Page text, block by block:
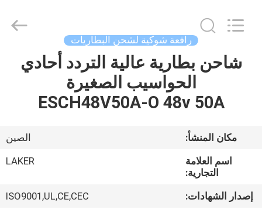
منزل
المنتجات
حول
جولة
AUTOPARTS
CO.,LIMITED.
رافعة شوكية لشحن البطاريات
شاحن بطارية عالية التردد أحادي
الحواسيب الصغيرة
ESCH48V50A-O 48v 50A
مكان المنشأ:
الصين
اسم العلامة
التجارية:
LAKER
إصدار الشهادات:
ISO9001,UL,CE,CEC